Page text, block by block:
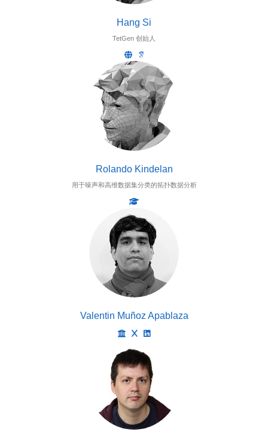
Hang Si
TetGen 创始人
Rolando Kindelan
用于噪声和高维数据集分类的拓扑数据分析
Valentin Muñoz Apablaza